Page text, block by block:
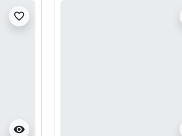
visibility
favorite_border